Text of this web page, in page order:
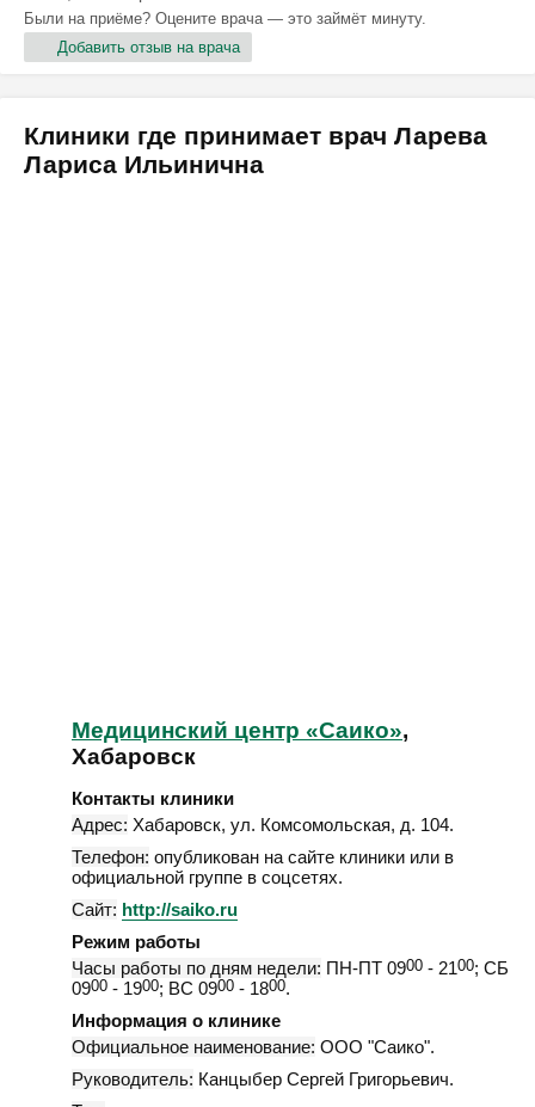
Были на приёме? Оцените врача — это займёт минуту.
Добавить отзыв на врача
Клиники где принимает врач Ларева
Лариса Ильинична
Медицинский центр «Саико»,
Хабаровск
Контакты клиники
Адрес: Хабаровск, ул. Комсомольская, д. 104.
Телефон: опубликован на сайте клиники или в
официальной группе в соцсетях.
Сайт: http://saiko.ru
Режим работы
Часы работы по дням недели: ПН-ПТ 0900 - 2100; СБ
0900 - 1900; ВС 0900 - 1800.
Информация о клинике
Официальное наименование: ООО "Саико".
Руководитель: Канцыбер Сергей Григорьевич.